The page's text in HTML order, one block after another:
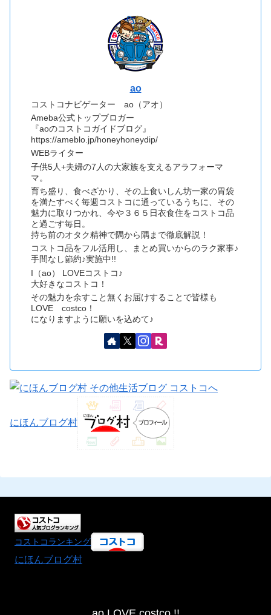
ao
コストコナビゲーター ao（アオ）
Ameba公式トップブロガー
『aoのコストコガイドブログ』
https://ameblo.jp/honeyhoneydip/
WEBライター
子供5人+夫婦の7人の大家族を支えるアラフォーマ
マ。
育ち盛り、食べざかり、その上食いしん坊一家の胃袋
を満たすべく毎週コストコに通っているうちに、その
魅力に取りつかれ、今や３６５日衣食住をコストコ品
と過ごす毎日。
持ち前のオタク精神で隅から隅まで徹底解説！
コストコ品をフル活用し、まとめ買いからのラク家事♪
手間なし節約♪実施中!!
I（ao） LOVEコストコ♪
大好きなコストコ！
その魅力を余すこと無くお届けすることで皆様も
LOVE costco！
になりますように願いを込めて♪
にほんブログ村
コストコランキング
にほんブログ村